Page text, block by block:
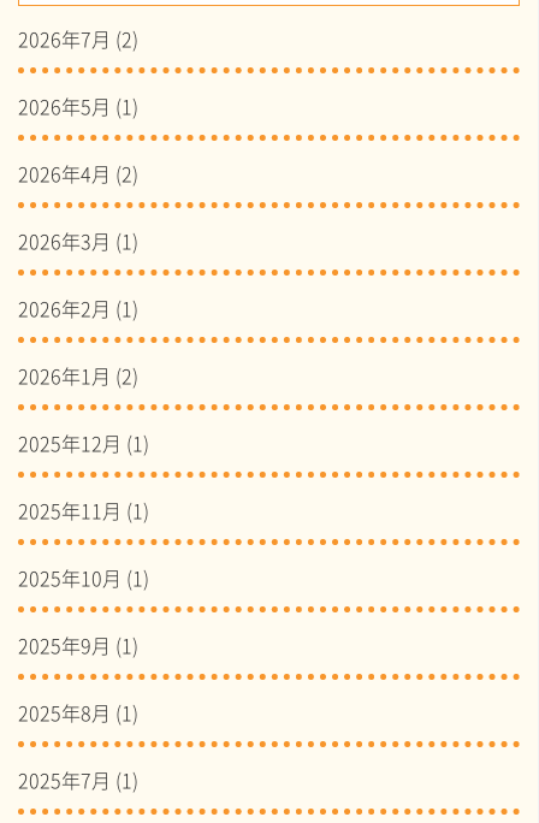
2026年7月 (2)
2026年5月 (1)
2026年4月 (2)
2026年3月 (1)
2026年2月 (1)
2026年1月 (2)
2025年12月 (1)
2025年11月 (1)
2025年10月 (1)
2025年9月 (1)
2025年8月 (1)
2025年7月 (1)